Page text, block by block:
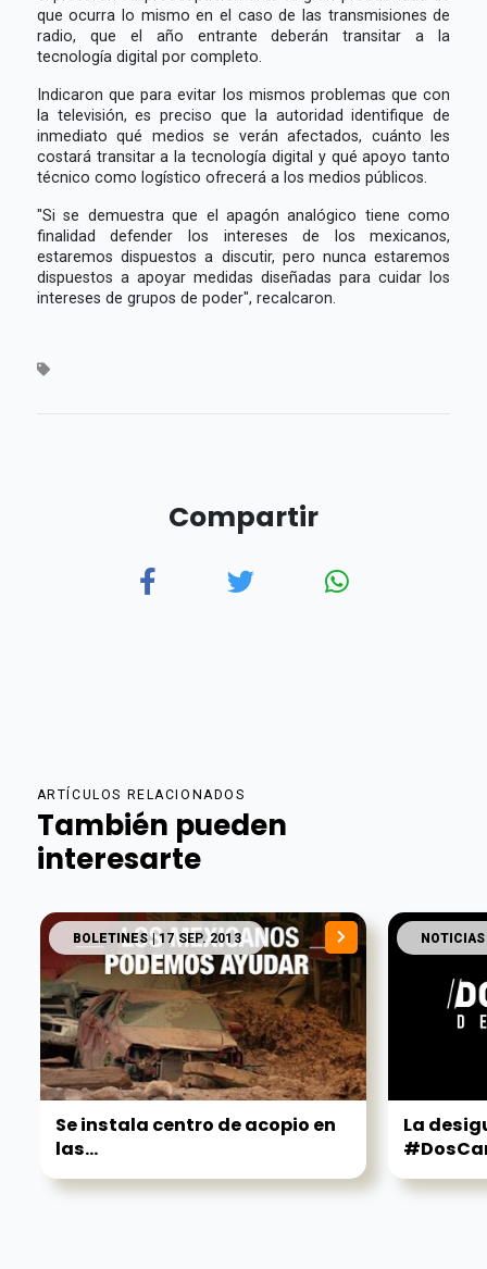
que ocurra lo mismo en el caso de las transmisiones de
radio, que el año entrante deberán transitar a la
tecnología digital por completo.
Indicaron que para evitar los mismos problemas que con
la televisión, es preciso que la autoridad identifique de
inmediato qué medios se verán afectados, cuánto les
costará transitar a la tecnología digital y qué apoyo tanto
técnico como logístico ofrecerá a los medios públicos.
"Si se demuestra que el apagón analógico tiene como
finalidad defender los intereses de los mexicanos,
estaremos dispuestos a discutir, pero nunca estaremos
dispuestos a apoyar medidas diseñadas para cuidar los
intereses de grupos de poder", recalcaron.
Compartir
ARTÍCULOS RELACIONADOS
También pueden
interesarte
BOLETINES| 17 SEP. 2013
Se instala centro de acopio en
las...
NOTICIAS
La